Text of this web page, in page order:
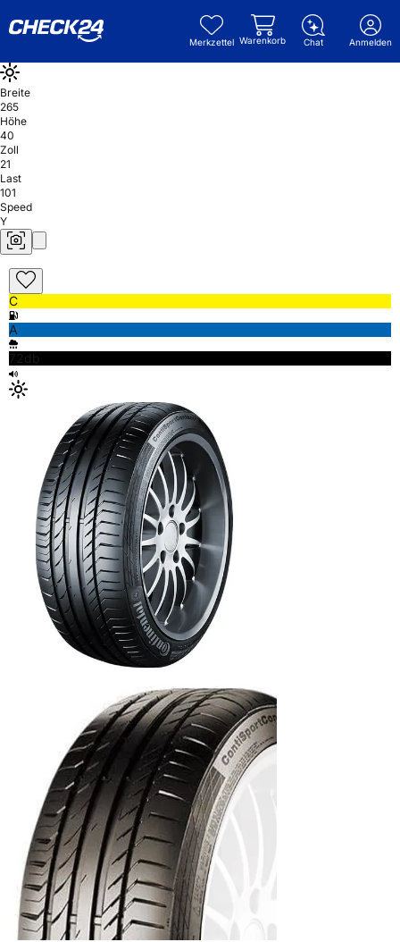
Merkzettel Warenkorb Chat Anmelden
Breite
265
Höhe
40
Zoll
21
Last
101
Speed
Y
C
A
72db